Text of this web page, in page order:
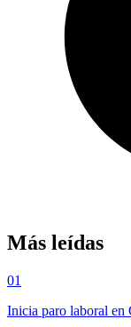
Más leídas
01
Inicia paro laboral en